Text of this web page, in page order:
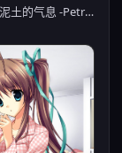
【生肉】雨后泥土的气息 -Petrichor / ペトリコール -Petrichor-